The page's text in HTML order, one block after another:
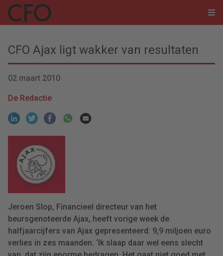
CFO Ajax ligt wakker van resultaten
02 maart 2010
De Redactie
Jeroen Slop, Financieel directeur van het
beursgenoteerde Ajax, heeft vorige week de
halfjaarcijfers van Ajax gepresenteerd: 9,9 miljoen euro
verlies in zes maanden. ‘Ik slaap daar wel eens slecht